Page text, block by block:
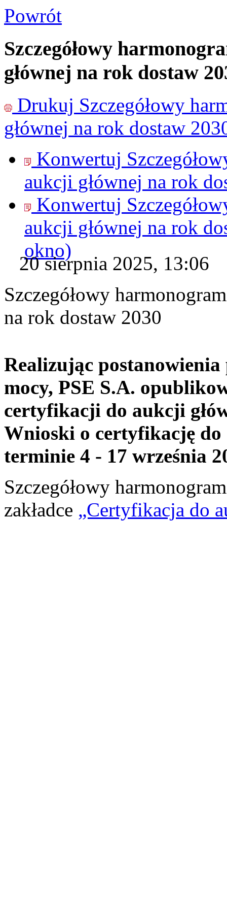
Powrót
Szczegółowy
głównej na rok dostaw
Drukuj Szczegółowy
głównej na rok dostaw
Konwertuj
aukcji głównej na rok
Konwertuj
aukcji głównej na rok
okno)
20 sierpnia 2025, 13:06
Szczegółowy
na rok dostaw 2030
Realizując
mocy, PSE S.A.
certyfikacji do aukcji
Wnioski o certyfikację do
terminie 4 - 17 września
Szczegółowy
zakładce „Certyfikacja do